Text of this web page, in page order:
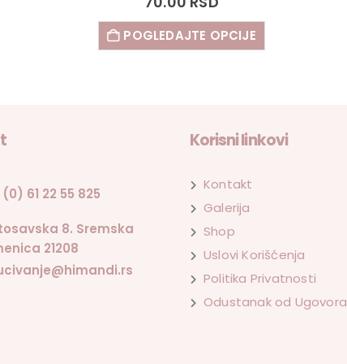
POGLEDAJTE OPCIJE
(0) 61 22 55 825
8. Sremska
21208
Korisni linkovi
Kontakt
Galerija
Shop
Uslovi Korišćenja
Politika Privatnosti
Odustanak od Ugovora